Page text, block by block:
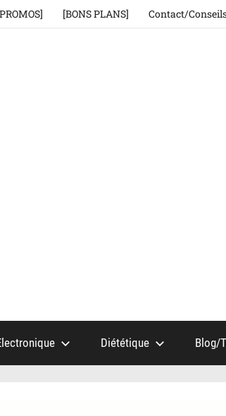
[BONS PLANS] Contact/
Diététique Blog/